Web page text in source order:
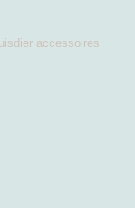
accessoires